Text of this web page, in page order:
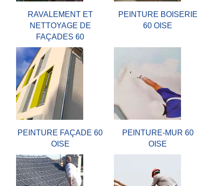
RAVALEMENT ET
NETTOYAGE DE
FAÇADES 60
PEINTURE BOISERIE
60 OISE
PEINTURE FAÇADE 60
OISE
PEINTURE-MUR 60
OISE